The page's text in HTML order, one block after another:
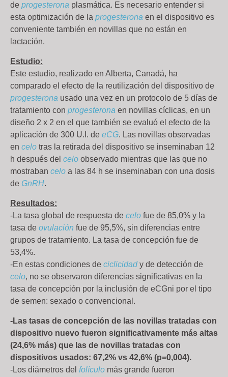
de progesterona plasmática. Es necesario entender si
esta optimización de la progesterona en el dispositivo es
conveniente también en novillas que no están en
lactación.
Estudio:
Este estudio, realizado en Alberta, Canadá, ha
comparado el efecto de la reutilización del dispositivo de
progesterona usado una vez en un protocolo de 5 días de
tratamiento con progesterona en novillas cíclicas, en un
diseño 2 x 2 en el que también se evaluó el efecto de la
aplicación de 300 U.I. de eCG. Las novillas observadas
en celo tras la retirada del dispositivo se inseminaban 12
h después del celo observado mientras que las que no
mostraban celo a las 84 h se inseminaban con una dosis
de GnRH.
Resultados:
-La tasa global de respuesta de celo fue de 85,0% y la
tasa de ovulación fue de 95,5%, sin diferencias entre
grupos de tratamiento. La tasa de concepción fue de
53,4%.
-En estas condiciones de ciclicidady de detección de
celo, no se observaron diferencias significativas en la
tasa de concepción por la inclusión de eCGni por el tipo
de semen: sexado o convencional.
-Las tasas de concepción de las novillas tratadas con
dispositivo nuevo fueron significativamente más altas
(24,6% más) que las de novillas tratadas con
dispositivos usados: 67,2% vs 42,6% (p=0,004).
-Los diámetros del folículo más grande fueron